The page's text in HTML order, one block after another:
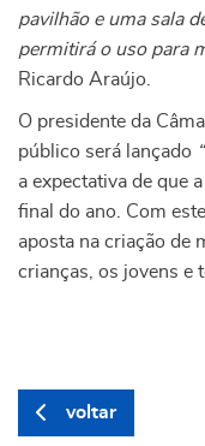
pavilhão e uma sala
permitirá o uso para
Ricardo Araújo.
O presidente da
público será lançado
a expectativa de que
final do ano. Com
aposta na criação de
crianças, os jovens e
voltar